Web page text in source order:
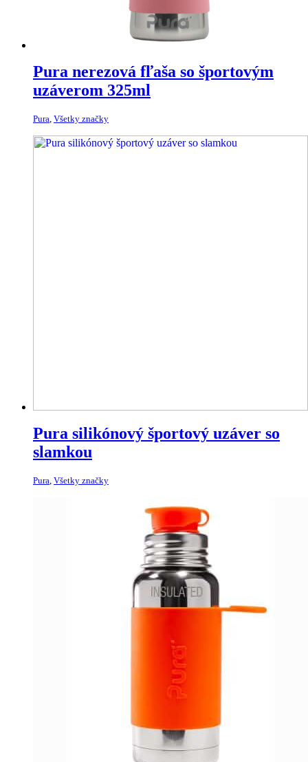
Pura nerezová fľaša so športovým
uzáverom 325ml
Pura, Všetky značky
Pura silikónový športový uzáver so
slamkou
Pura Všetky značky